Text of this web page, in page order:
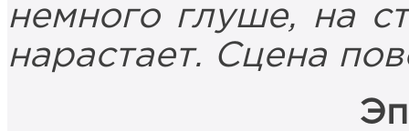
немного глуше, на
нарастает. Сцена